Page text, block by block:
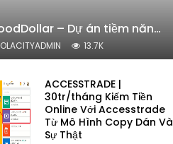
GoodDollar – Dự án tiềm năng của eToro có phải lừa đảo hay không?
OLACITYADMIN 13.7K
ACCESSTRADE |
30tr/tháng Kiếm Tiền
Online Với Accesstrade
Từ Mô Hình Copy Dán Và
Sự Thật